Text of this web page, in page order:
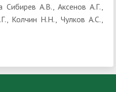
Сибирев А.В., Аксенов А.Г.,
Колчин Н.Н., Чулков А.С.,